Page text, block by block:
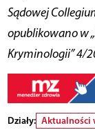
Sądowej
opublikowano w
Kryminologii” 4/
Działy: Aktualności